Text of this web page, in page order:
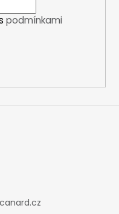
podmínkami